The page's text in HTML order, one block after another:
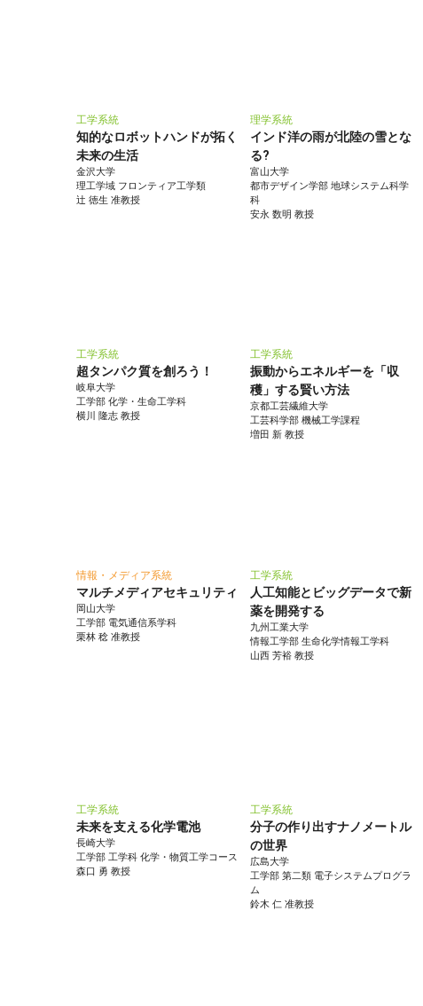
工学系統
知的なロボットハンドが拓く
未来の生活
金沢大学
理工学域 フロンティア工学類
辻 徳生 准教授
理学系統
インド洋の雨が北陸の雪とな
る?
富山大学
都市デザイン学部 地球システム科学
科
安永 数明 教授
工学系統
超タンパク質を創ろう！
岐阜大学
工学部 化学・生命工学科
横川 隆志 教授
工学系統
振動からエネルギーを「収
穫」する賢い方法
京都工芸繊維大学
工芸科学部 機械工学課程
増田 新 教授
情報・メディア系統
マルチメディアセキュリティ
岡山大学
工学部 電気通信系学科
栗林 稔 准教授
工学系統
人工知能とビッグデータで新
薬を開発する
九州工業大学
情報工学部 生命化学情報工学科
山西 芳裕 教授
工学系統
未来を支える化学電池
長崎大学
工学部 工学科 化学・物質工学コース
森口 勇 教授
工学系統
分子の作り出すナノメートル
の世界
広島大学
工学部 第二類 電子システムプログラ
ム
鈴木 仁 准教授